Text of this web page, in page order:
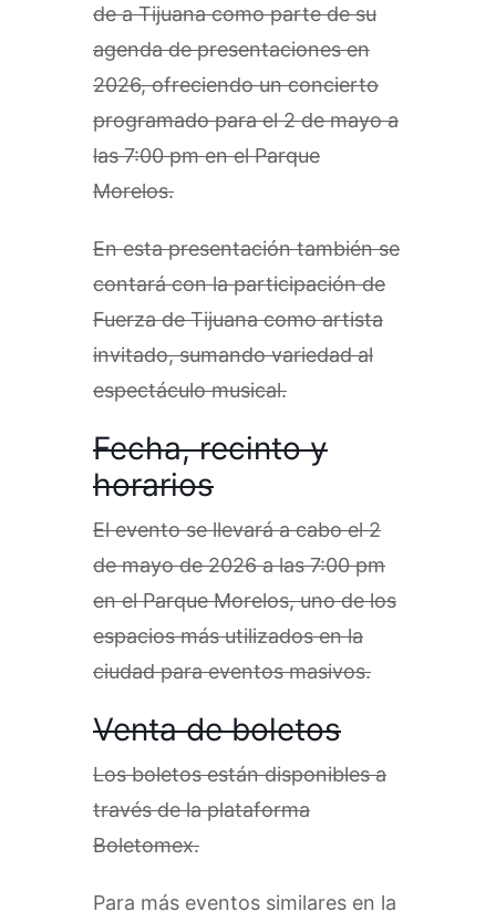
de a Tijuana como parte de su
agenda de presentaciones en
2026, ofreciendo un concierto
programado para el 2 de mayo a
las 7:00 pm en el Parque
Morelos.
En esta presentación también se
contará con la participación de
Fuerza de Tijuana como artista
invitado, sumando variedad al
espectáculo musical.
Fecha, recinto y
horarios
El evento se llevará a cabo el 2
de mayo de 2026 a las 7:00 pm
en el Parque Morelos, uno de los
espacios más utilizados en la
ciudad para eventos masivos.
Venta de boletos
Los boletos están disponibles a
través de la plataforma
Boletomex.
Para más eventos similares en la